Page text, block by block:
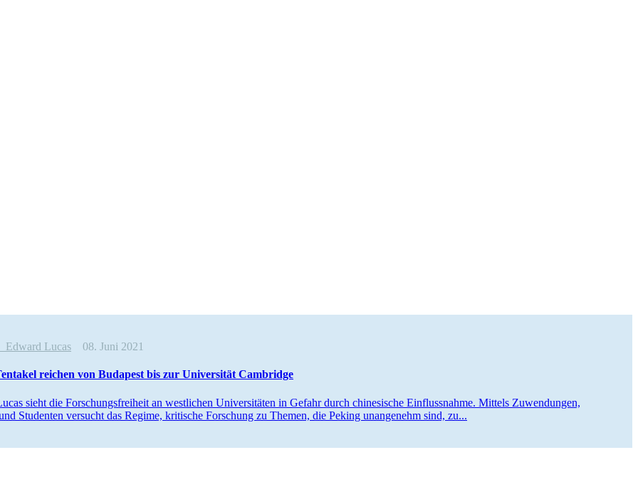
Edward Lucas 08. Juni 2021
reichen von Budapest bis zur Univer­sität Cambridge
sieht die Forschungs­freiheit an westlichen Univer­si­täten in Gefahr durch chine­sische Einfluss­nahme. Mittels Zuwen­dungen,
Studenten versucht das Regime, kritische Forschung zu Themen, die Peking unangenehm sind, zu...